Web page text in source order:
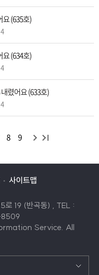
요 (635호)
요 (634호)
렸어요 (633호)
8 9
다
이 동
사이트맵
로 19 (반곡동) , TEL :
Service. All